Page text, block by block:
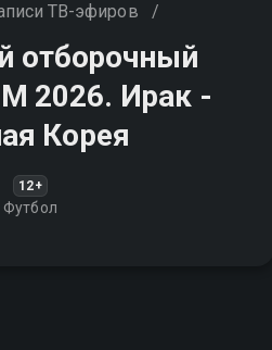
ТВ-эфиров /
отборочный
2026. Ирак -
Корея
12+
Футбол